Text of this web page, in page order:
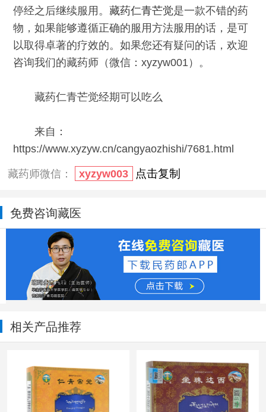
停经之后继续服用。藏药仁青芒觉是一款不错的药
物，如果能够遵循正确的服用方法服用的话，是可
以取得卓著的疗效的。如果您还有疑问的话，欢迎
咨询我们的藏药师（微信：xyzyw001）。
藏药仁青芒觉经期可以吃么
来自：
https://www.xyzyw.cn/cangyaozhishi/7681.html
藏药师微信： xyzyw003 点击复制
免费咨询藏医
相关产品推荐